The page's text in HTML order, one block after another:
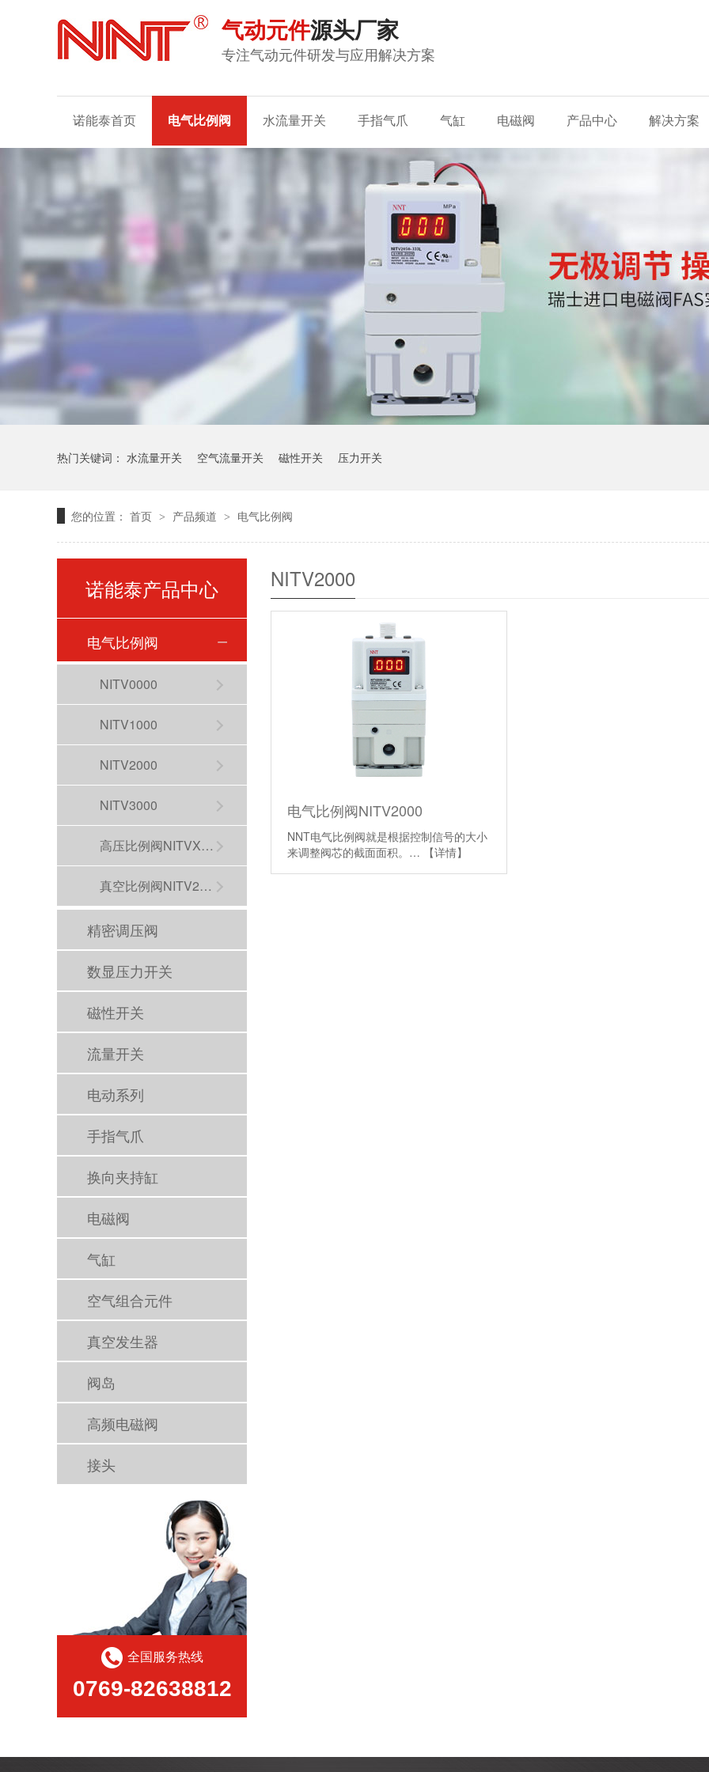
气动元件源头厂家
专注气动元件研发与应用解决方案
诺能泰首页 电气比例阀 水流量开关 手指气爪 气缸 电磁阀 产品中心 解决方案
热门关键词： 水流量开关 空气流量开关 磁性开关 压力开关
您的位置： 首页 > 产品频道 > 电气比例阀
NITV2000
电气比例阀NITV2000
NNT电气比例阀就是根据控制信号的大小
来调整阀芯的截面面积。…
【详情】
诺能泰产品中心
电气比例阀
NITV0000
NITV1000
NITV2000
NITV3000
高压比例阀NITVX2000
真空比例阀NITV2090
精密调压阀
数显压力开关
磁性开关
流量开关
电动系列
手指气爪
换向夹持缸
电磁阀
气缸
空气组合元件
真空发生器
阀岛
高频电磁阀
接头
全国服务热线
0769-82638812